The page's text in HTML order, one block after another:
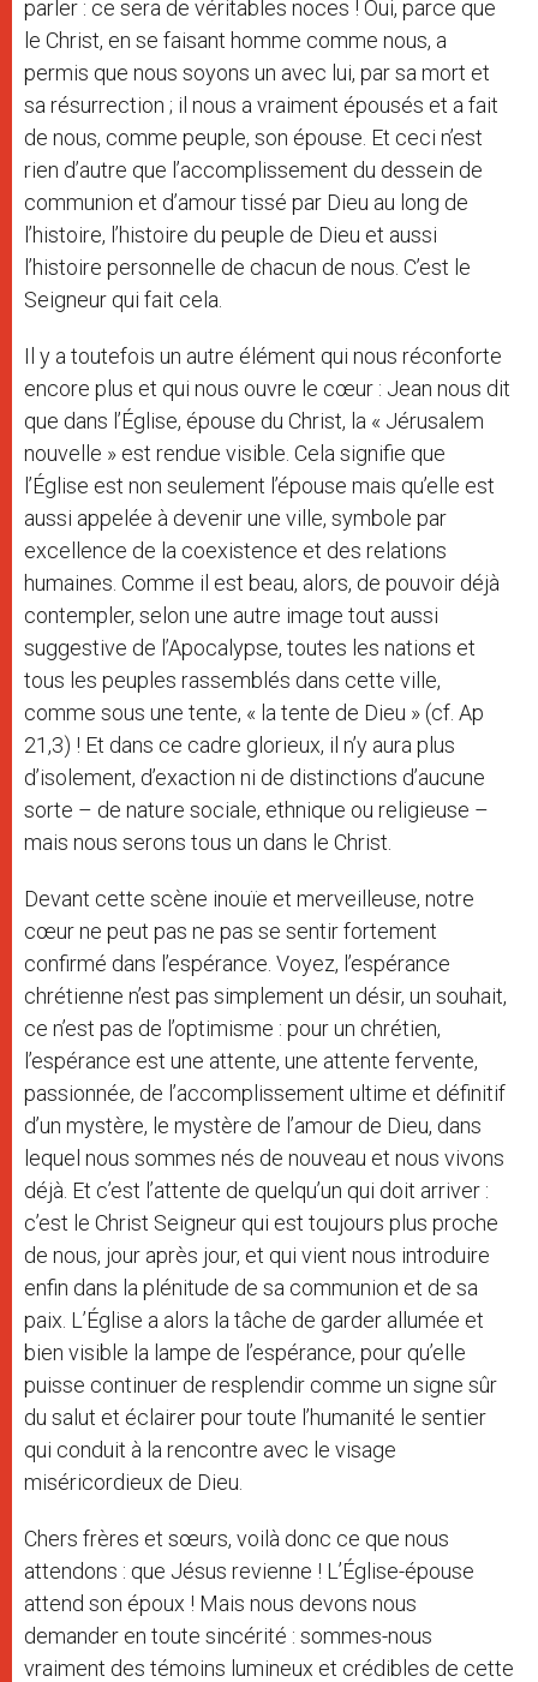
parler : ce sera de véritables noces ! Oui, parce que
le Christ, en se faisant homme comme nous, a
permis que nous soyons un avec lui, par sa mort et
sa résurrection ; il nous a vraiment épousés et a fait
de nous, comme peuple, son épouse. Et ceci n’est
rien d’autre que l’accomplissement du dessein de
communion et d’amour tissé par Dieu au long de
l’histoire, l’histoire du peuple de Dieu et aussi
l’histoire personnelle de chacun de nous. C’est le
Seigneur qui fait cela.
Il y a toutefois un autre élément qui nous réconforte
encore plus et qui nous ouvre le cœur : Jean nous dit
que dans l’Église, épouse du Christ, la « Jérusalem
nouvelle » est rendue visible. Cela signifie que
l’Église est non seulement l’épouse mais qu’elle est
aussi appelée à devenir une ville, symbole par
excellence de la coexistence et des relations
humaines. Comme il est beau, alors, de pouvoir déjà
contempler, selon une autre image tout aussi
suggestive de l’Apocalypse, toutes les nations et
tous les peuples rassemblés dans cette ville,
comme sous une tente, « la tente de Dieu » (cf. Ap
21,3) ! Et dans ce cadre glorieux, il n’y aura plus
d’isolement, d’exaction ni de distinctions d’aucune
sorte – de nature sociale, ethnique ou religieuse –
mais nous serons tous un dans le Christ.
Devant cette scène inouïe et merveilleuse, notre
cœur ne peut pas ne pas se sentir fortement
confirmé dans l’espérance. Voyez, l’espérance
chrétienne n’est pas simplement un désir, un souhait,
ce n’est pas de l’optimisme : pour un chrétien,
l’espérance est une attente, une attente fervente,
passionnée, de l’accomplissement ultime et définitif
d’un mystère, le mystère de l’amour de Dieu, dans
lequel nous sommes nés de nouveau et nous vivons
déjà. Et c’est l’attente de quelqu’un qui doit arriver :
c’est le Christ Seigneur qui est toujours plus proche
de nous, jour après jour, et qui vient nous introduire
enfin dans la plénitude de sa communion et de sa
paix. L’Église a alors la tâche de garder allumée et
bien visible la lampe de l’espérance, pour qu’elle
puisse continuer de resplendir comme un signe sûr
du salut et éclairer pour toute l’humanité le sentier
qui conduit à la rencontre avec le visage
miséricordieux de Dieu.
Chers frères et sœurs, voilà donc ce que nous
attendons : que Jésus revienne ! L’Église-épouse
attend son époux ! Mais nous devons nous
demander en toute sincérité : sommes-nous
vraiment des témoins lumineux et crédibles de cette